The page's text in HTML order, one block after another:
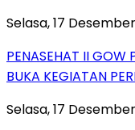
Selasa, 17
PENASEHAT II GOW
BUKA KEGIATAN
Selasa, 17